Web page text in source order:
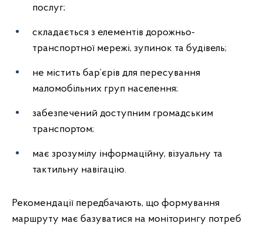
послуг;
складається з елементів дорожньо-
транспортної мережі, зупинок та будівель;
не містить бар’єрів для пересування
маломобільних груп населення;
забезпечений доступним громадським
транспортом;
має зрозумілу інформаційну, візуальну та
тактильну навігацію.
Рекомендації передбачають, що формування
маршруту має базуватися на моніторингу потреб